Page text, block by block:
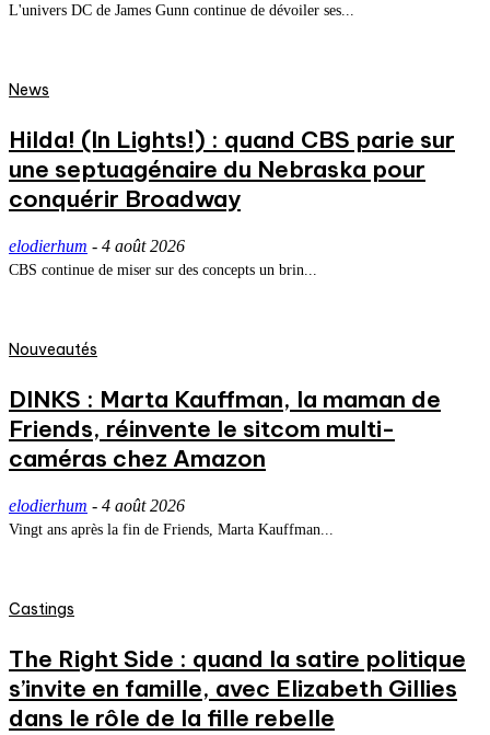
L'univers DC de James Gunn continue de dévoiler ses...
News
Hilda! (In Lights!) : quand CBS parie sur
une septuagénaire du Nebraska pour
conquérir Broadway
elodierhum - 4 août 2026
CBS continue de miser sur des concepts un brin...
Nouveautés
DINKS : Marta Kauffman, la maman de
Friends, réinvente le sitcom multi-
caméras chez Amazon
elodierhum - 4 août 2026
Vingt ans après la fin de Friends, Marta Kauffman...
Castings
The Right Side : quand la satire politique
s’invite en famille, avec Elizabeth Gillies
dans le rôle de la fille rebelle